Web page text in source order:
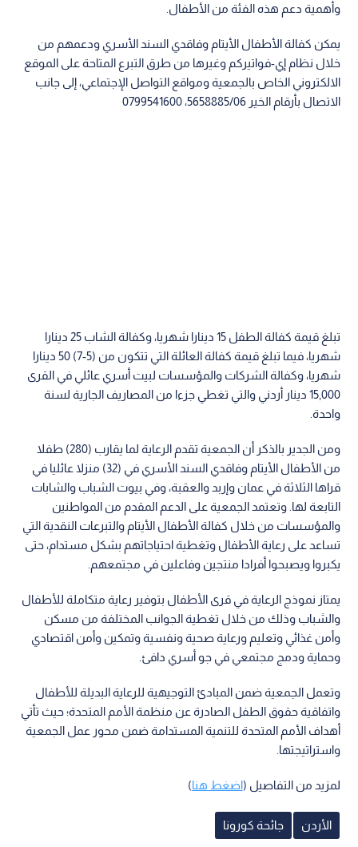
وأهمية دعم هذه الفئة من الأطفال.
يمكن كفالة الأطفال الأيتام وفاقدي السند الأسري ودعمهم من
خلال نظام إي-فواتيركم وغيرها من طرق التبرع المتاحة على الموقع
الالكتروني الخاص بالجمعية ومواقع التواصل الإجتماعي، إلى جانب
الاتصال بأرقام الخير 5658885/06، 0799541600
تبلغ قيمة كفالة الطفل 15 دينارا شهريا، وكفالة الشاب 25 دينارا
شهريا، فيما تبلغ قيمة كفالة العائلة التي تتكون من (5-7) 50 دينارا
شهريا، وكفالة الشركات والمؤسسات لبيت أسري عائلي في القرى
15,000 دينار أردني والتي تغطي جزءا من المصاريف الجارية لسنة
واحدة.
ومن الجدير بالذكر أن الجمعية تقدم الرعایة لما یقارب (280) طفلا
من الأطفال الأیتام وفاقدي السند الأسري في (32) منزلا عائليا في
قراها الثلاثة في عمان وإربد والعقبة، وفي بیوت الشباب والشابات
التابعة لها. وتعتمد الجمعية على الدعم المقدم من المواطنين
والمؤسسات من خلال كفالة الأطفال الأيتام والتبرعات النقدية التي
تساعد على رعاية الأطفال وتغطية احتياجاتهم بشكل مستدام، حتى
يكبروا ويصبحوا أفرادا منتجين وفاعلين في مجتمعهم.
يمتاز نموذج الرعاية في قرى الأطفال بتوفير رعاية متكاملة للأطفال
والشباب وذلك من خلال تغطية الجوانب المختلفة من مسكن
وأمن غذائي وتعليم ورعاية صحية ونفسية وتمكين وأمن اقتصادي
وحماية ودمج مجتمعي في جو أسري دافئ.
وتعمل الجمعية ضمن المبادئ التوجيهية للرعاية البديلة للأطفال
واتفاقية حقوق الطفل الصادرة عن منظمة الأمم المتحدة؛ حيث تأتي
أهداف الأمم المتحدة للتنمية المستدامة ضمن محور عمل الجمعية
واستراتيجتها.
لمزيد من التفاصيل (اضغط هنا)
الأردن جائحة كورونا